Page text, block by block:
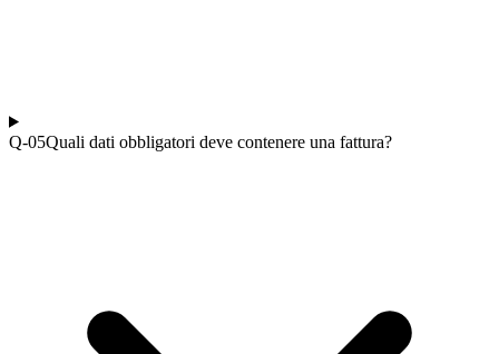
Q-05Quali dati obbligatori deve contenere una fattura?